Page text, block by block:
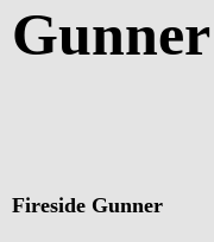
Gunner
Fireside Gunner